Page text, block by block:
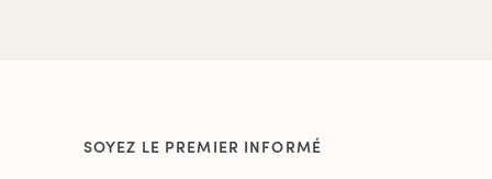
SOYEZ LE PREMIER INFORMÉ